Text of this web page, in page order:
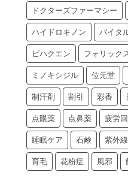
ドクターズファーマシー
ハイドロキノン バイタ
ビハクエン フォリック
ミノキシジル 位元堂
制汗剤 割引 彩香
点眼薬 点鼻薬 疲労
睡眠ケア 石鹸 紫外
育毛 花粉症 風邪